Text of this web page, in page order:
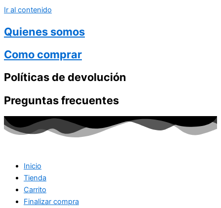
Ir al contenido
Quienes somos
Como comprar
Políticas de devolución
Preguntas frecuentes
Inicio
Tienda
Carrito
Finalizar compra